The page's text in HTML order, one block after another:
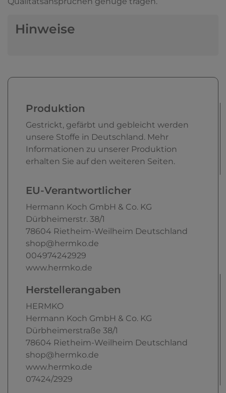
Hinweise
Produktion
Gestrickt, gefärbt und gebleicht werden
unsere Stoffe in Deutschland. Mehr
Informationen zu unserer Produktion
erhalten Sie auf den weiteren Seiten.
EU-Verantwortlicher
Hermann Koch GmbH & Co. KG
Dürbheimerstr. 38/1
78604 Rietheim-Weilheim Deutschland
shop@hermko.de
004974242929
www.hermko.de
Herstellerangaben
HERMKO
Hermann Koch GmbH & Co. KG
Dürbheimerstraße 38/1
78604 Rietheim-Weilheim Deutschland
shop@hermko.de
www.hermko.de
07424/2929